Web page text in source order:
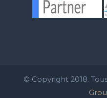
© Copyright 2018.